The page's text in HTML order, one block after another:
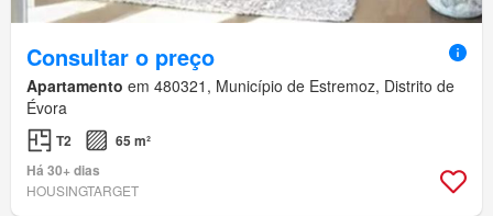
Consultar o preço
Apartamento em 480321, Município de Estremoz, Distrito de
Évora
T2
65 m²
Há 30+ dias
HOUSINGTARGET